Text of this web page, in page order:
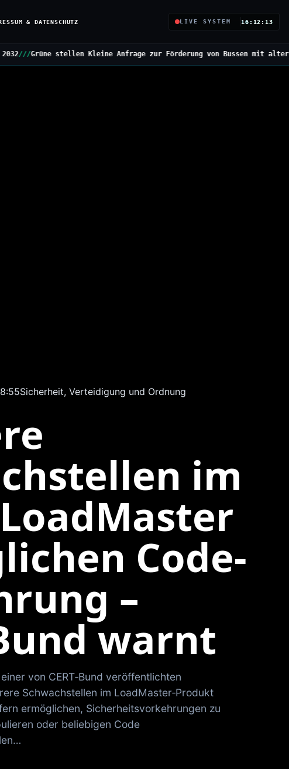
& DATENSCHUTZ LIVE SYSTEM 16:12:14
Kleine Anfrage zur Förderung von Bussen mit alternativen Antrieben
Sicherheit, Verteidigung und Ordnung
im
Code-
–
warnt
von CERT‑Bund veröffentlichten
Schwachstellen im LoadMaster‑Produkt
ermöglichen, Sicherheitsvorkehrungen zu
oder beliebigen Code